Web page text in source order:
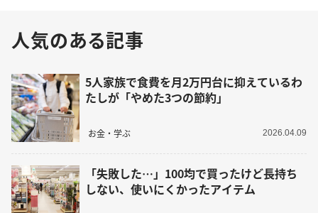
人気のある記事
5人家族で食費を月2万円台に抑えているわ
たしが「やめた3つの節約」
お金・学ぶ 2026.04.09
「失敗した…」100均で買ったけど長持ち
しない、使いにくかったアイテム